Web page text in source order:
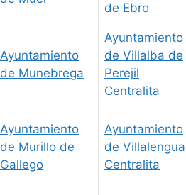
de Ebro
Ayuntamiento
de Munebrega
Ayuntamiento
de Villalba de
Perejil
Centralita
Ayuntamiento
de Murillo de
Gallego
Ayuntamiento
de Villalengua
Centralita